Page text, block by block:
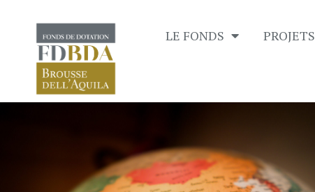
LE FONDS PROJETS